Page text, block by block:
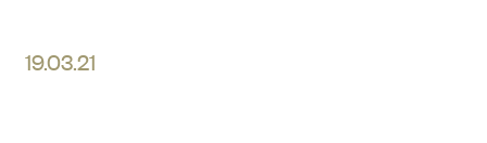
19.03.21